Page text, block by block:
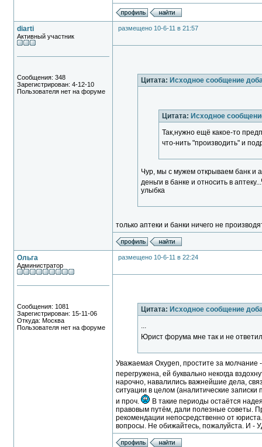
diarti
Активный участник
Сообщения: 348
Зарегистрирован: 4-12-10
Пользователя нет на форуме
размещено 10-6-11 в 21:57
Цитата: Исходное сообщение
Цитата: Исходное
Так,нужно ещё какое-то
что-нить "производить" и
Чур, мы с мужем открываем банк и
деньги в банке и относить в аптеку...
улыбка
только аптеки и банки ничего не
Ольга
Администратор
Сообщения: 1081
Зарегистрирован: 15-11-06
Откуда: Москва
Пользователя нет на форуме
размещено 10-6-11 в 22:24
Цитата: Исходное сообщение
...
Юрист форума мне так и не
Уважаемая Oxygen, простите за молчание
перегружена, ей буквально некогда
нарочно, навалились важнейшие дела,
ситуации в целом (аналитические
и проч.
В такие периоды остаётся
правовым путём, дали полезные советы.
рекомендации непосредственно от
вопросы. Не обижайтесь, пожалуйста. И -